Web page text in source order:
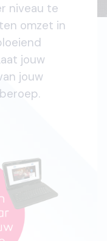
niveau te
omzet in
jouw
jouw